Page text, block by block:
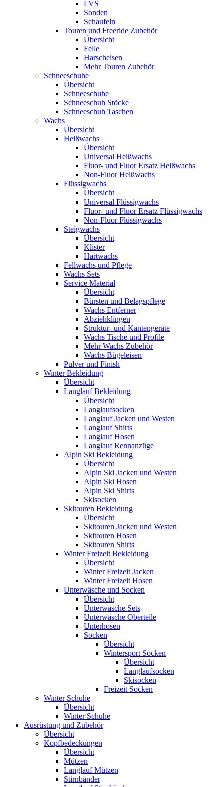
LVS
Sonden
Schaufeln
Touren und Freeride Zubehör
Übersicht
Felle
Harscheisen
Mehr Touren Zubehör
Schneeschuhe
Übersicht
Schneeschuhe
Schneeschuh Stöcke
Schneeschuh Taschen
Wachs
Übersicht
Heißwachs
Übersicht
Universal Heißwachs
Fluor- und Fluor Ersatz Heißwachs
Non-Fluor Heißwachs
Flüssigwachs
Übersicht
Universal Flüssigwachs
Fluor- und Fluor Ersatz Flüssigwachs
Non-Fluor Flüssigwachs
Steigwachs
Übersicht
Klister
Hartwachs
Fellwachs und Pflege
Wachs Sets
Service Material
Übersicht
Bürsten und Belagspflege
Wachs Entferner
Abziehklingen
Struktur- und Kantengeräte
Wachs Tische und Profile
Mehr Wachs Zubehör
Wachs Bügeleisen
Pulver und Finish
Winter Bekleidung
Übersicht
Langlauf Bekleidung
Übersicht
Langlaufsocken
Langlauf Jacken und Westen
Langlauf Shirts
Langlauf Hosen
Langlauf Rennanzüge
Alpin Ski Bekleidung
Übersicht
Alpin Ski Jacken und Westen
Alpin Ski Hosen
Alpin Ski Shirts
Skisocken
Skitouren Bekleidung
Übersicht
Skitouren Jacken und Westen
Skitouren Hosen
Skitouren Shirts
Winter Freizeit Bekleidung
Übersicht
Winter Freizeit Jacken
Winter Freizeit Hosen
Unterwäsche und Socken
Übersicht
Unterwäsche Sets
Unterwäsche Oberteile
Unterhosen
Socken
Übersicht
Wintersport Socken
Übersicht
Langlaufsocken
Skisocken
Freizeit Socken
Winter Schuhe
Übersicht
Winter Schuhe
Ausrüstung und Zubehör
Übersicht
Kopfbedeckungen
Übersicht
Mützen
Langlauf Mützen
Stirnbänder